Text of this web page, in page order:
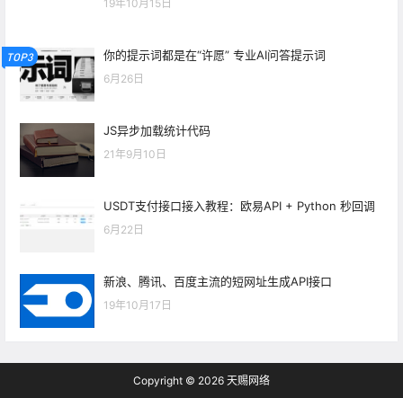
19年10月15日
TOP3 你的提示词都是在“许愿” 专业AI问答提示词
6月26日
JS异步加载统计代码
21年9月10日
USDT支付接口接入教程：欧易API + Python 秒回调
6月22日
新浪、腾讯、百度主流的短网址生成API接口
19年10月17日
Copyright © 2026 天赐网络